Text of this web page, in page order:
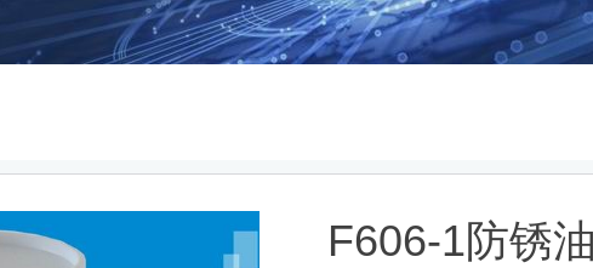
F606-1防锈